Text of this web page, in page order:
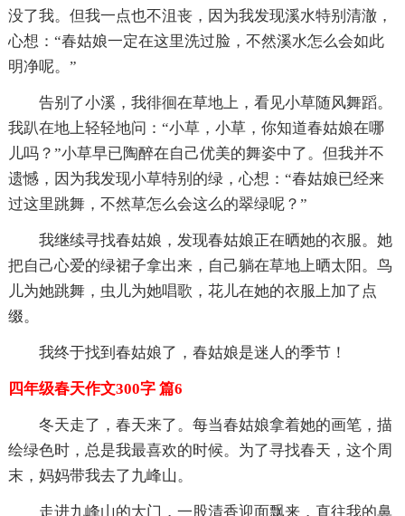
没了我。但我一点也不沮丧，因为我发现溪水特别清澈，
心想：“春姑娘一定在这里洗过脸，不然溪水怎么会如此
明净呢。”
告别了小溪，我徘徊在草地上，看见小草随风舞蹈。
我趴在地上轻轻地问：“小草，小草，你知道春姑娘在哪
儿吗？”小草早已陶醉在自己优美的舞姿中了。但我并不
遗憾，因为我发现小草特别的绿，心想：“春姑娘已经来
过这里跳舞，不然草怎么会这么的翠绿呢？”
我继续寻找春姑娘，发现春姑娘正在晒她的衣服。她
把自己心爱的绿裙子拿出来，自己躺在草地上晒太阳。鸟
儿为她跳舞，虫儿为她唱歌，花儿在她的衣服上加了点
缀。
我终于找到春姑娘了，春姑娘是迷人的季节！
四年级春天作文300字 篇6
冬天走了，春天来了。每当春姑娘拿着她的画笔，描
绘绿色时，总是我最喜欢的时候。为了寻找春天，这个周
末，妈妈带我去了九峰山。
走进九峰山的大门，一股清香迎面飘来，直往我的鼻